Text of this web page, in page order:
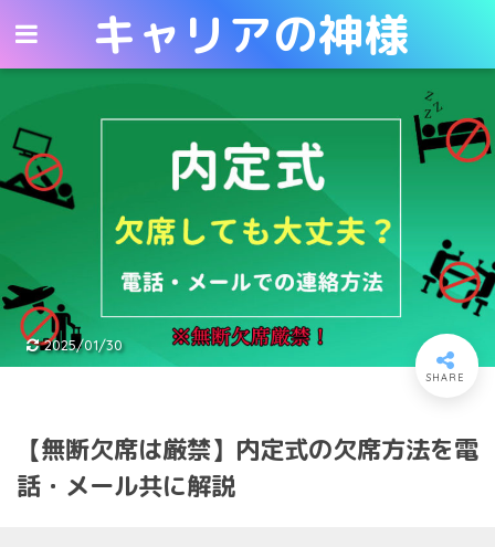
キャリアの神様キャリアの神様
2025/01/30
【無断欠席は厳禁】内定式の欠席方法を電
話・メール共に解説